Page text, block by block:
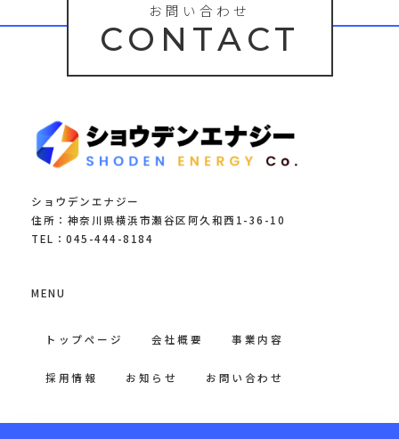
お問い合わせ
CONTACT
ショウデンエナジー
住所：神奈川県横浜市瀬谷区阿久和西1-36-10
TEL：045-444-8184
MENU
トップページ 会社概要 事業内容
採用情報 お知らせ お問い合わせ